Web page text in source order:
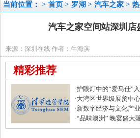
当前位置： > 首页 > 罗湖 > 汽车之家 >
汽车之家空间站深圳
来源：深圳在线 作者：牛海滨
精彩推荐
·护眼灯中的“爱马仕”
·大湾区世界级展贸中
居打造建材家居业“东
·新数字经济与文化产
化中心年度盛典圆满收
·“品味澳洲” 晚宴盛大
式美味